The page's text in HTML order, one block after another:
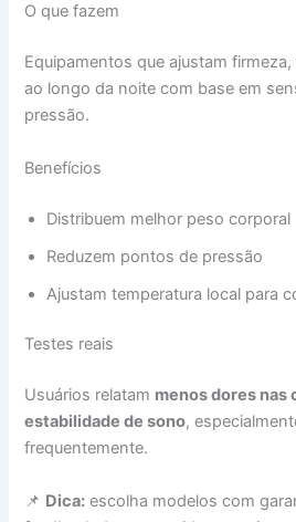
O que fazem
Equipamentos que ajustam
ao longo da noite com base em
pressão.
Benefícios
Distribuem melhor peso corporal
Reduzem pontos de pressão
Ajustam temperatura local para
Testes reais
Usuários relatam menos dores nas
estabilidade de sono,
frequentemente.
📌 Dica: escolha modelos com